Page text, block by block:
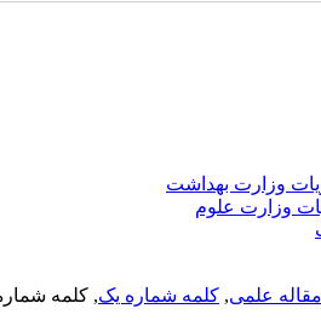
وزارت بهداشت
وزارت علوم
مقاله علمی, کلمه شماره یک, کلمه